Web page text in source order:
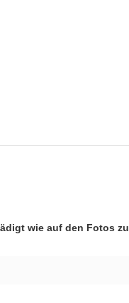
wie auf den Fotos zu